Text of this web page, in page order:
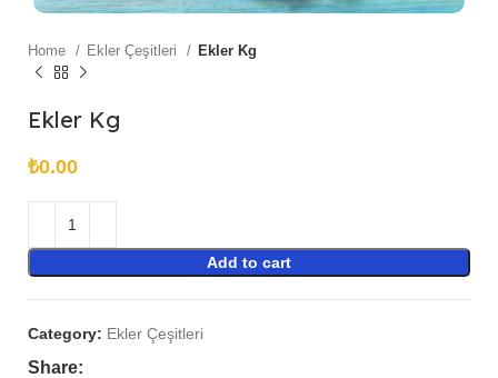
Home Ekler Çeşitleri Ekler Kg
Ekler Kg
₺
Add to cart
Category: Ekler Çeşitleri
Share: